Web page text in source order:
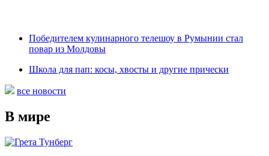
Победителем кулинарного телешоу в Румынии стал
повар из Молдовы
Школа для пап: косы, хвосты и другие прически
все новости
В мире